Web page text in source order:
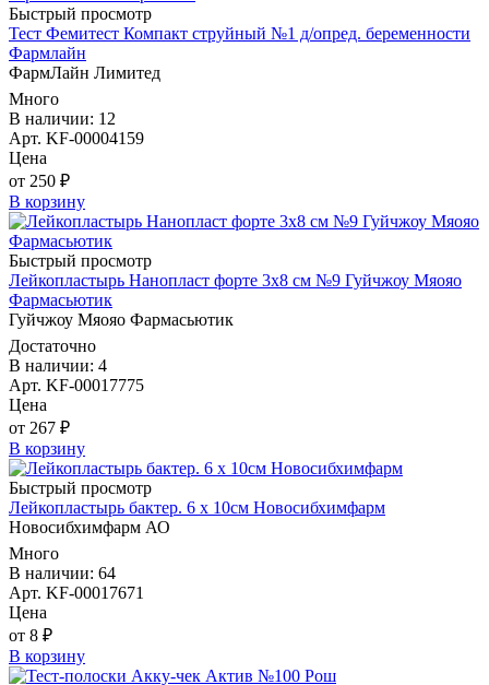
Быстрый просмотр
Тест Фемитест Компакт струйный №1 д/опред. беременности
Фармлайн
ФармЛайн Лимитед
Много
В наличии: 12
Арт. KF-00004159
Цена
от 250 ₽
В корзину
Быстрый просмотр
Лейкопластырь Нанопласт форте 3х8 см №9 Гуйчжоу Мяояо
Фармасьютик
Гуйчжоу Мяояо Фармасьютик
Достаточно
В наличии: 4
Арт. KF-00017775
Цена
от 267 ₽
В корзину
Быстрый просмотр
Лейкопластырь бактер. 6 х 10см Новосибхимфарм
Новосибхимфарм АО
Много
В наличии: 64
Арт. KF-00017671
Цена
от 8 ₽
В корзину